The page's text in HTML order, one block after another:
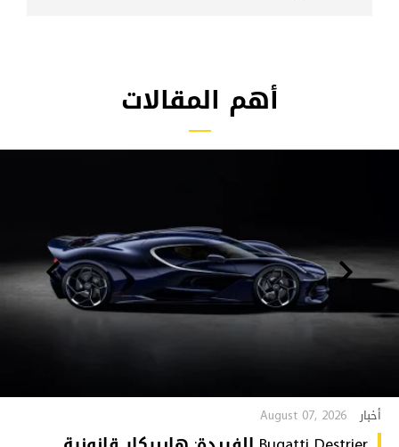
أهم المقالات
أخبار August 07, 2026